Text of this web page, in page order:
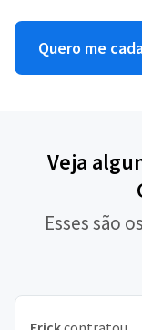
Quero me
Veja
Esses são